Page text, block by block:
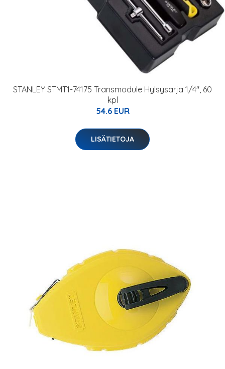
STANLEY STMT1-74175 Transmodule Hylsysarja 1/4", 60
kpl
54.6 EUR
LISÄTIETOJA